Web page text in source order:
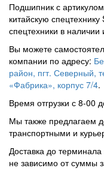
Подшипник с
китайскую
спецтехники в
Вы можете
компании по адресу:
район, пгт. Северный,
«Фабрика», корпус 7/4.
Время отгрузки с 8-00
Мы также предлагаем
транспортными и
Доставка до
не зависимо от суммы